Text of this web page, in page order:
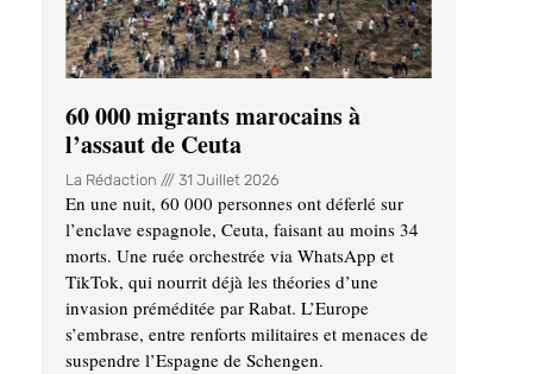
60 000 migrants marocains à
l’assaut de Ceuta
La Rédaction 31 Juillet 2026
En une nuit, 60 000 personnes ont déferlé sur
l’enclave espagnole, Ceuta, faisant au moins 34
morts. Une ruée orchestrée via WhatsApp et
TikTok, qui nourrit déjà les théories d’une
invasion préméditée par Rabat. L’Europe
s’embrase, entre renforts militaires et menaces de
suspendre l’Espagne de Schengen.